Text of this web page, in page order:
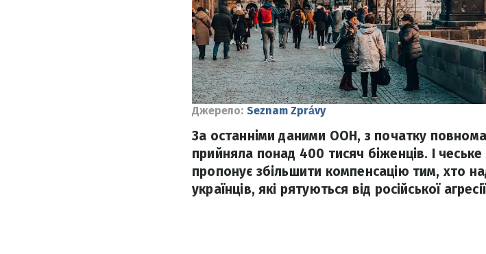
Джерело: Seznam Zprávy
За останніми даними ООН, з початку
прийняла понад 400 тисяч біженців. І чеське
пропонує збільшити компенсацію тим, хто
українців, які рятуються від російської